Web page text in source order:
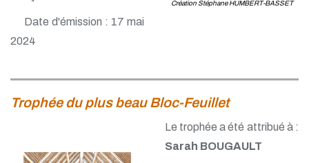
Date d'émission : 17 mai
2024
Création Stéphane HUMBERT-BASSET
Trophée du plus beau Bloc-Feuillet
Le trophée a été attribué à :
Sarah BOUGAULT